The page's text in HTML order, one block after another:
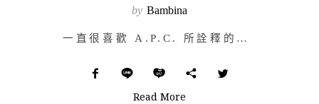
by Bambina
一直很喜歡 A.P.C. 所詮釋的男孩女孩，就好比那沐浴於春日裡悄悄躲在雲朵後的陽光，讓人不用費力瞇…
Read More